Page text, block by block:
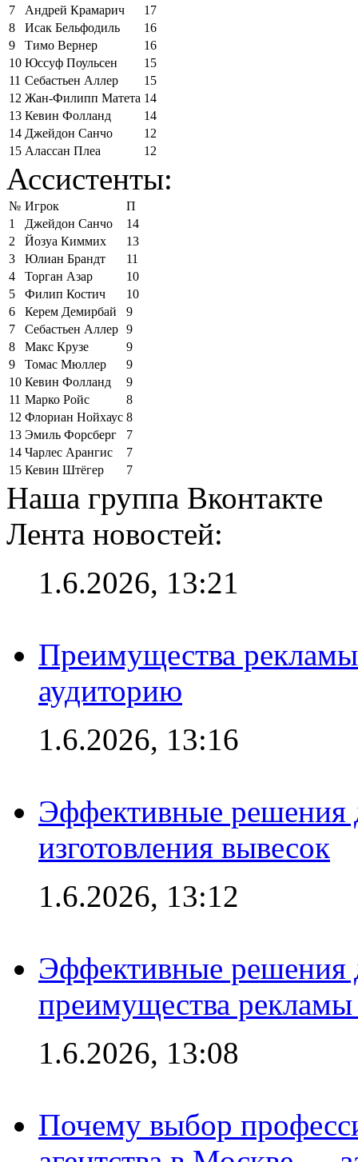
7
Андрей Крамарич
17
8
Исак Бельфодиль
16
9
Тимо Вернер
16
10 Юссуф Поульсен
15
11 Себастьен Аллер
15
12 Жан-Филипп Матета 14
13 Кевин Фолланд
14
14 Джейдон Санчо
12
15 Алассан Плеа 12
Ассистенты:
№ Игрок
П
1
Джейдон Санчо
14
2
Йозуа Киммих
13
3
Юлиан Брандт
11
4
Торган Азар
10
5
Филип Костич
10
6
Керем Демирбай
9
7
Себастьен Аллер 9
8
Макс Крузе
9
9
Томас Мюллер
9
10 Кевин Фолланд
9
11 Марко Ройс
8
12 Флориан Нойхаус 8
13 Эмиль Форсберг
7
14 Чарлес Арангис
7
15 Кевин Штёгер 7
Наша группа Вконтакте
Лента новостей:
1.6.2026, 13:21
Преимущества
аудиторию
1.6.2026, 13:16
Эффективные решения
изготовления вывесок
1.6.2026, 13:12
Эффективные решения
преимущества рекламы
1.6.2026, 13:08
Почему выбор